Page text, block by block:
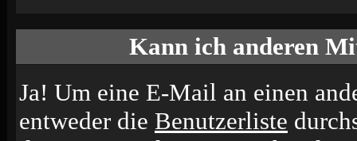
Kann ich anderen
Ja! Um eine E-Mail an einen
entweder die Benutzerliste